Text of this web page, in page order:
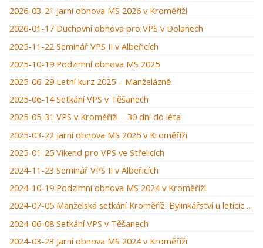
2026-03-21 Jarní obnova MS 2026 v Kroměříži
2026-01-17 Duchovní obnova pro VPS v Dolanech
2025-11-22 Seminář VPS II v Albeřicích
2025-10-19 Podzimní obnova MS 2025
2025-06-29 Letní kurz 2025 – Manželázně
2025-06-14 Setkání VPS v Těšanech
2025-05-31 VPS v Kroměříži – 30 dní do léta
2025-03-22 Jarní obnova MS 2025 v Kroměříži
2025-01-25 Víkend pro VPS ve Střelicích
2024-11-23 Seminář VPS II v Albeřicích
2024-10-19 Podzimní obnova MS 2024 v Kroměříži
2024-07-05 Manželská setkání Kroměříž: Bylinkářství u letících hus
2024-06-08 Setkání VPS v Těšanech
2024-03-23 Jarní obnova MS 2024 v Kroměříži